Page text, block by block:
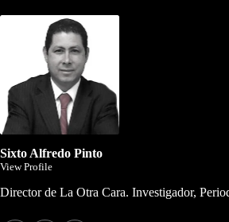
Sixto Alfredo Pinto
View Profile
Director de La Otra Cara. Investigador,